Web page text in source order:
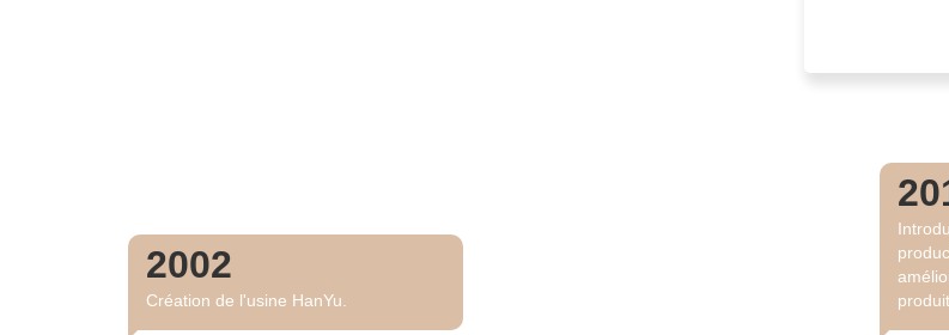
2002
Création de l'usine HanYu.